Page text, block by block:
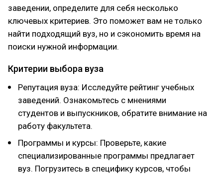
заведении, определите для себя несколько
ключевых критериев. Это поможет вам не только
найти подходящий вуз, но и сэкономить время на
поиски нужной информации.
Критерии выбора вуза
Репутация вуза: Исследуйте рейтинг учебных
заведений. Ознакомьтесь с мнениями
студентов и выпускников, обратите внимание на
работу факультета.
Программы и курсы: Проверьте, какие
специализированные программы предлагает
вуз. Погрузитесь в специфику курсов, чтобы